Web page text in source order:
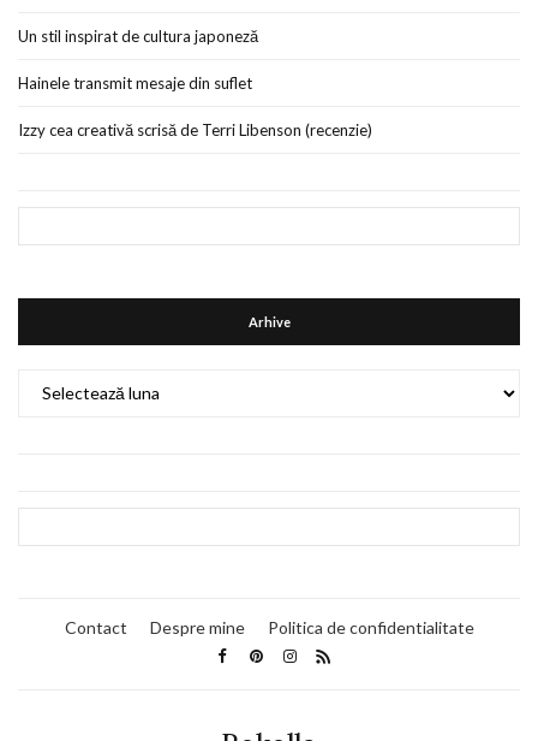
Un stil inspirat de cultura japoneză
Hainele transmit mesaje din suflet
Izzy cea creativă scrisă de Terri Libenson (recenzie)
Arhive
Contact Despre mine Politica de confidentialitate